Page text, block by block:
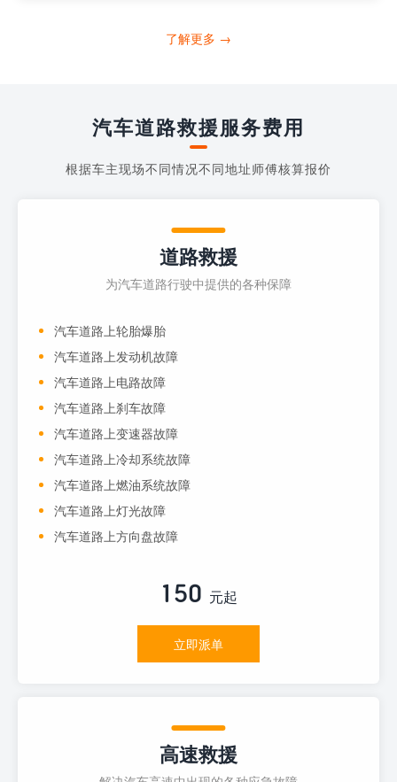
打4006363122请求送油人员来帮助你。
了解更多 →
汽车道路救援服务费用
根据车主现场不同情况不同地址师傅核算报价
道路救援
为汽车道路行驶中提供的各种保障
汽车道路上轮胎爆胎
汽车道路上发动机故障
汽车道路上电路故障
汽车道路上刹车故障
汽车道路上变速器故障
汽车道路上冷却系统故障
汽车道路上燃油系统故障
汽车道路上灯光故障
汽车道路上方向盘故障
150 元起
立即派单
高速救援